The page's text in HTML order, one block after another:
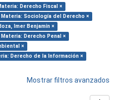
Derecho Fiscal ×
Materia: Sociología del Derecho ×
Imer Benjamín ×
Materia: Derecho Penal ×
×
Derecho de la Información ×
Mostrar filtros avanzados